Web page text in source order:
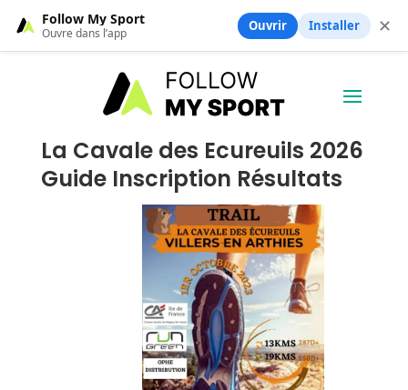
La Cavale des Ecureuils 2026
Guide Inscription Résultats
Follow My Sport
Ouvre dans l’app Ouvrir Installer ✕